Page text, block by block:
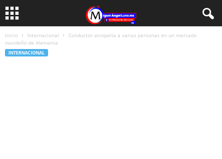
Inicio Internacional
Conductor atropella a varias personas en un mercado
navideño de Alemania
INTERNACIONAL